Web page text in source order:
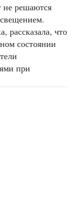
не решаются
рассказала, что
состоянии
при